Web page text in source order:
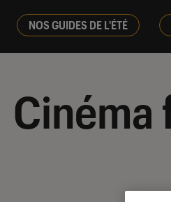
NOS GUIDES DE L'ÉTÉ
Cinéma